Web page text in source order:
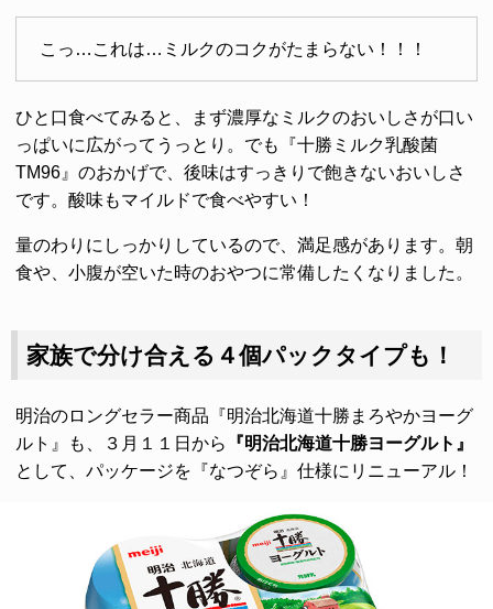
こっ…これは…ミルクのコクがたまらない！！！
ひと口食べてみると、まず濃厚なミルクのおいしさが口い
っぱいに広がってうっとり。でも『十勝ミルク乳酸菌
TM96』のおかげで、後味はすっきりで飽きないおいしさ
です。酸味もマイルドで食べやすい！
量のわりにしっかりしているので、満足感があります。朝
食や、小腹が空いた時のおやつに常備したくなりました。
家族で分け合える４個パックタイプも！
明治のロングセラー商品『明治北海道十勝まろやかヨーグ
ルト』も、３月１１日から
『明治北海道十勝ヨーグルト』
として、パッケージを『なつぞら』仕様にリニューアル！